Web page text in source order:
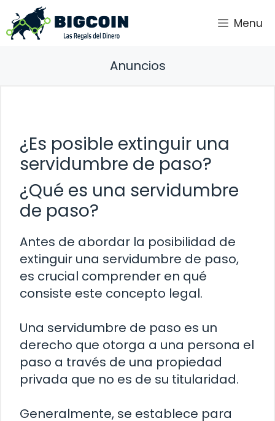
Saltar
al
contenido
Menu
Anuncios
¿Es posible extinguir una
servidumbre de paso?
¿Qué es una servidumbre
de paso?
Antes de abordar la posibilidad de
extinguir una servidumbre de paso,
es crucial comprender en qué
consiste este concepto legal.
Una servidumbre de paso es un
derecho que otorga a una persona el
paso a través de una propiedad
privada que no es de su titularidad.
Generalmente, se establece para